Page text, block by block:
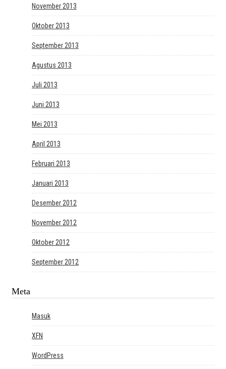
November 2013
Oktober 2013
September 2013
Agustus 2013
Juli 2013
Juni 2013
Mei 2013
April 2013
Februari 2013
Januari 2013
Desember 2012
November 2012
Oktober 2012
September 2012
Meta
Masuk
XFN
WordPress